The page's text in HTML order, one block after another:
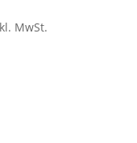
MwSt.